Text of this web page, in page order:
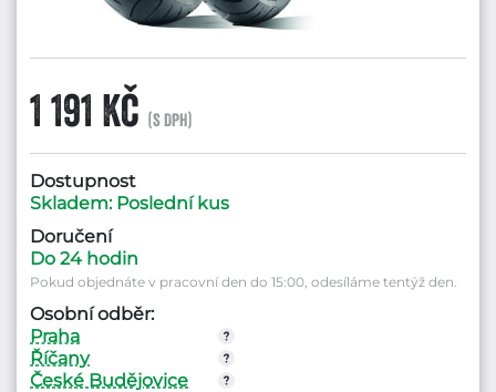
1 191 Kč (s DPH)
Dostupnost
Skladem: Poslední kus
Doručení
Do 24 hodin
Pokud objednáte v pracovní den do 15:00, odesíláme tentýž den.
Osobní odběr:
Praha
Říčany
České Budějovice